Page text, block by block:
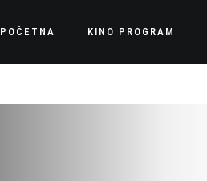
POČETNA KINO PROGRAM